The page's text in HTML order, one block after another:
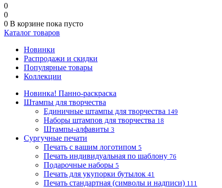
0
0
0 В корзине пока пусто
Каталог товаров
Новинки
Распродажи и скидки
Популярные товары
Коллекции
Новинка! Панно-раскраска
Штампы для творчества
Единичные штампы для творчества 149
Наборы штампов для творчества 18
Штампы-алфавиты 3
Сургучные печати
Печать с вашим логотипом 5
Печать индивидуальная по шаблону 76
Подарочные наборы 5
Печать для укупорки бутылок 41
Печать стандартная (символы и надписи) 111